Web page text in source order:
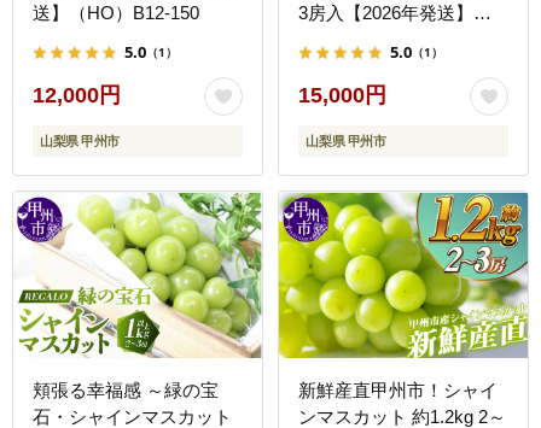
送】（HO）B12-150
5.0 （1）
12,000円
山梨県 甲州市
3房入【2026年発送】
5.0 （1）
15,000円
山梨県 甲州市
頬張る幸福感 ～緑の宝
石・シャインマスカット
新鮮産直甲州市！シャイ
ンマスカット 約1.2kg 2～